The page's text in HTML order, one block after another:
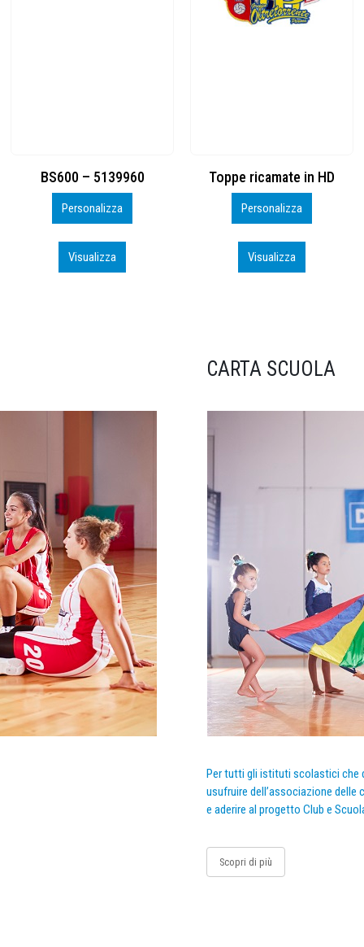
Toppe ricamate in HD
Personalizza
Visualizza
KIT CAMP 100 2026_perso
Personalizza
Visualizza
CARTA SCUOLA
Per tutti gli istituti scolastici che
usufruire dell’associazione delle
e aderire al progetto Club e
Scopri di più